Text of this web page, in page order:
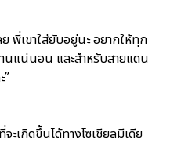
พี่เขาใส่ยับอยู่นะ อยากให้ทุก
นแน่นอน และสำหรับสายแดน
ะเกิดขึ้นได้ทางโซเชียลมีเดีย